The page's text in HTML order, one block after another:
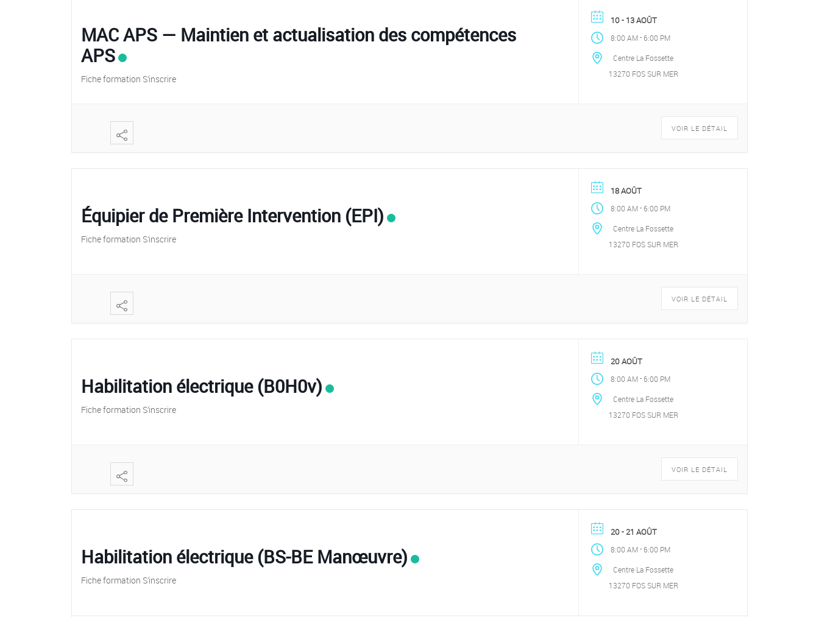
MAC APS — Maintien et actualisation des compétences
APS
Fiche formation S’inscrire
10 - 13 AOÛT
8:00 AM- 6:00 PM
Centre La Fossette
13270 FOS SUR MER
VOIR LE DÉTAIL
Équipier de Première Intervention (EPI)
Fiche formation S’inscrire
18 AOÛT
8:00 AM- 6:00 PM
Centre La Fossette
13270 FOS SUR MER
VOIR LE DÉTAIL
Habilitation électrique (B0H0v)
Fiche formation S’inscrire
20 AOÛT
8:00 AM- 6:00 PM
Centre La Fossette
13270 FOS SUR MER
VOIR LE DÉTAIL
Habilitation électrique (BS-BE Manœuvre)
Fiche formation S’inscrire
20 - 21 AOÛT
8:00 AM- 6:00 PM
Centre La Fossette
13270 FOS SUR MER